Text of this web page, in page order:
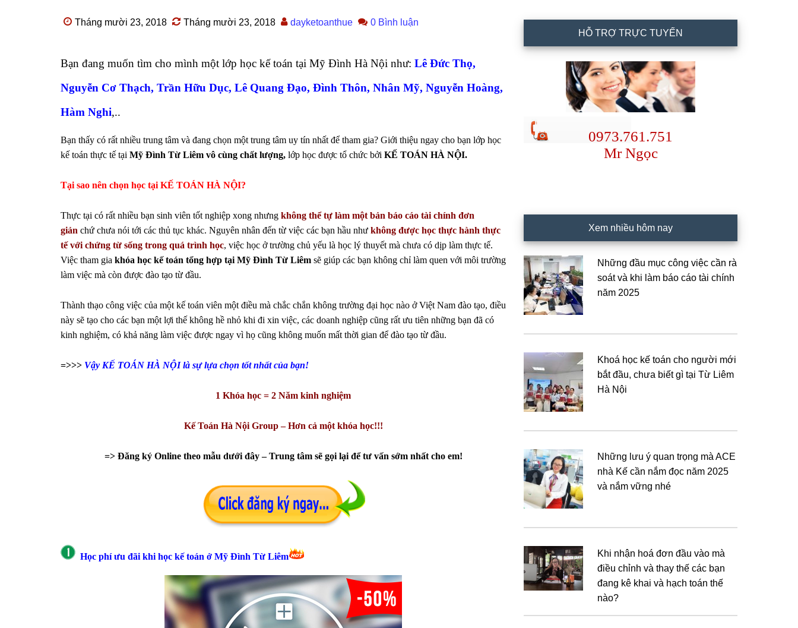
Tháng mười 23, 2018 Tháng mười 23, 2018 dayketoanthue 0 Bình luận
Bạn đang muốn tìm cho mình một lớp học kế toán tại Mỹ Đình Hà Nội như: Lê Đức Thọ,
Nguyễn Cơ Thạch, Trần Hữu Dục, Lê Quang Đạo, Đình Thôn, Nhân Mỹ, Nguyễn Hoàng,
Hàm Nghi,..
Bạn thấy có rất nhiều trung tâm và đang chọn một trung tâm uy tín nhất để tham gia? Giới thiệu ngay cho bạn lớp học
kế toán thực tế tại Mỹ Đình Từ Liêm vô cùng chất lượng, lớp học được tổ chức bởi KẾ TOÁN HÀ NỘI.
Tại sao nên chọn học tại KẾ TOÁN HÀ NỘI?
Thực tại có rất nhiều bạn sinh viên tốt nghiệp xong nhưng không thể tự làm một bản báo cáo tài chính đơn
giản chứ chưa nói tới các thủ tục khác. Nguyên nhân đến từ việc các bạn hầu như không được học thực hành thực
tế với chứng từ sống trong quá trình học, việc học ở trường chủ yếu là học lý thuyết mà chưa có dịp làm thực tế.
Việc tham gia khóa học kế toán tổng hợp tại Mỹ Đình Từ Liêm sẽ giúp các bạn không chỉ làm quen với môi trường
làm việc mà còn được đào tạo từ đầu.
Thành thạo công việc của một kế toán viên một điều mà chắc chắn không trường đại học nào ở Việt Nam đào tạo, điều
này sẽ tạo cho các bạn một lợi thế không hề nhỏ khi đi xin việc, các doanh nghiệp cũng rất ưu tiên những bạn đã có
kinh nghiệm, có khả năng làm việc được ngay vì họ cũng không muốn mất thời gian để đào tạo từ đầu.
=>>> Vậy KẾ TOÁN HÀ NỘIlà sự lựa chọn tốt nhất của bạn!
1 Khóa học = 2 Năm kinh nghiệm
Kế Toán Hà Nội Group – Hơn cả một khóa học!!!
=> Đăng ký Online theo mẫu dưới đây – Trung tâm sẽ gọi lại để tư vấn sớm nhất cho em!
Học phí ưu đãi khi học kế toán ở Mỹ Đình Từ Liêm
HỖ TRỢ TRỰC TUYẾN
0973.761.751
Mr Ngọc
Xem nhiều hôm nay
Những đầu mục công việc cần rà
soát và khi làm báo cáo tài chính
năm 2025
Khoá học kế toán cho người mới
bắt đầu, chưa biết gì tại Từ Liêm
Hà Nội
Những lưu ý quan trọng mà ACE
nhà Kế cần nắm đọc năm 2025
và nắm vững nhé
Khi nhận hoá đơn đầu vào mà
điều chỉnh và thay thế các bạn
đang kê khai và hạch toán thế
nào?